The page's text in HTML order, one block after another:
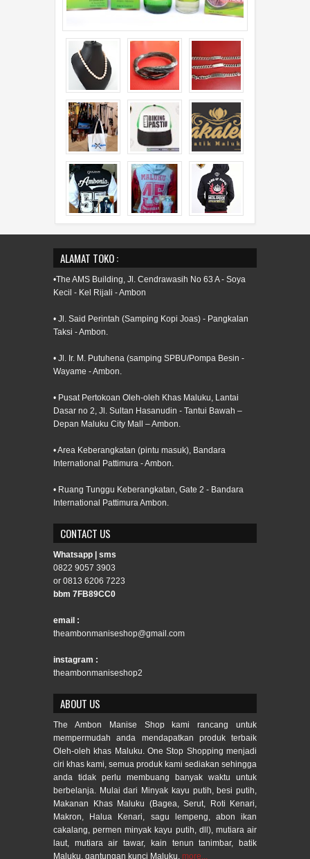
ALAMAT TOKO :
•The AMS Building, Jl. Cendrawasih No 63 A - Soya
Kecil - Kel Rijali - Ambon
• Jl. Said Perintah (Samping Kopi Joas) - Pangkalan
Taksi - Ambon.
• Jl. Ir. M. Putuhena (samping SPBU/Pompa Besin -
Wayame - Ambon.
• Pusat Pertokoan Oleh-oleh Khas Maluku, Lantai
Dasar no 2, Jl. Sultan Hasanudin - Tantui Bawah –
Depan Maluku City Mall – Ambon.
• Area Keberangkatan (pintu masuk), Bandara
International Pattimura - Ambon.
• Ruang Tunggu Keberangkatan, Gate 2 - Bandara
International Pattimura Ambon.
CONTACT US
Whatsapp | sms
0822 9057 3903
or 0813 6206 7223
bbm 7FB89CC0
email :
theambonmaniseshop@gmail.com
instagram :
theambonmaniseshop2
ABOUT US
The Ambon Manise Shop kami rancang untuk
mempermudah anda mendapatkan produk terbaik
Oleh-oleh khas Maluku. One Stop Shopping menjadi
ciri khas kami, semua produk kami sediakan sehingga
anda tidak perlu membuang banyak waktu untuk
berbelanja. Mulai dari Minyak kayu putih, besi putih,
Makanan Khas Maluku (Bagea, Serut, Roti Kenari,
Makron, Halua Kenari, sagu lempeng, abon ikan
cakalang, permen minyak kayu putih, dll), mutiara air
laut, mutiara air tawar, kain tenun tanimbar, batik